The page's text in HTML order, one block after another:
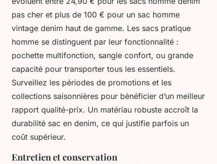
pas cher et plus de 100 € pour un sac homme
vintage denim haut de gamme. Les sacs pratique
homme se distinguent par leur fonctionnalité :
pochette multifonction, sangle confort, ou grande
capacité pour transporter tous les essentiels.
Surveillez les périodes de promotions et les
collections saisonnières pour bénéficier d’un meilleur
rapport qualité-prix. Un matériau robuste accroît la
durabilité sac en denim, ce qui justifie parfois un
coût supérieur.
Entretien et conservation